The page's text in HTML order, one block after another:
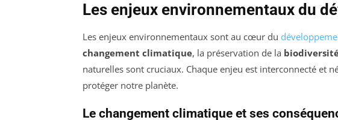
Les enjeux environnementaux du
Les enjeux environnementaux sont au cœur du
changement climatique, la préservation de la
naturelles sont cruciaux. Chaque enjeu est interconnecté et
protéger notre planète.
Le changement climatique et ses